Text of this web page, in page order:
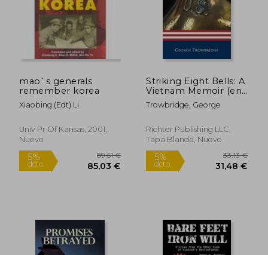
5%
dcto. 21,27 €
5%
mao`s generals
remember korea
Xiaobing (edt) Li
Univ Pr Of Kansas, 2001,
Nuevo
Striking Eight Bells: A
Vietnam Memoir (en
Inglés)
Trowbridge, George
Richter Publishing LLC,
Tapa Blanda, Nuevo